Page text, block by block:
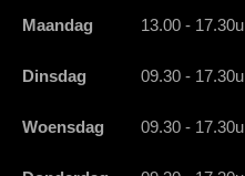
Maandag 13.00 - 17.30u
Dinsdag 09.30 - 17.30u
Woensdag 09.30 - 17.30u